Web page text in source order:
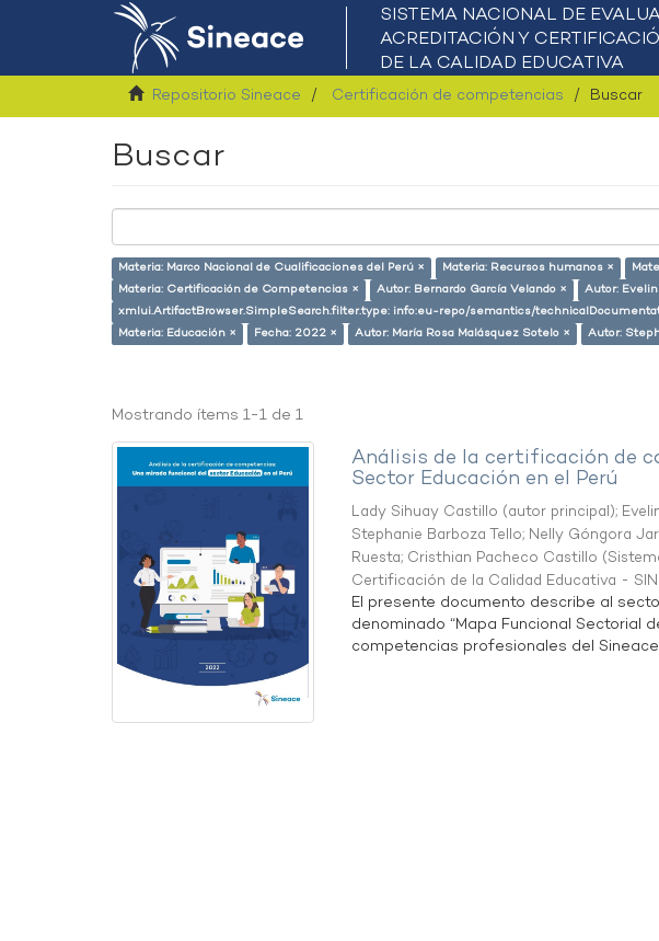
Repositorio Sineace Certificación de competencias Buscar
Buscar
Materia: Marco Nacional de Cualificaciones del Perú × Materia: Recursos humanos ×
Materia: Certificación de Competencias ×
Autor: Bernardo García Velando ×
Autor:
xmlui.ArtifactBrowser.SimpleSearch.filter.type: info:eu-repo/semantics/
Materia: Educación ×
Fecha: 2022 × Autor: María Rosa Malásquez Sotelo × Autor:
Mostrando ítems 1-1 de 1
Análisis de la certificación de
Sector Educación en el Perú
Lady Sihuay Castillo (autor principal);
Stephanie Barboza Tello; Nelly Góngora
Ruesta; Cristhian Pacheco Castillo (
Certificación de la Calidad Educativa -
El presente documento describe al
denominado “Mapa Funcional Sectorial
competencias profesionales del Sineace.